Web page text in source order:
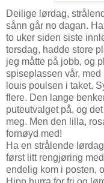
Deilige lørdag,
sånn går no dagan.
to uker siden siste
torsdag, hadde store
jeg måtte på jobb, og
spiseplassen vår,
louis poulsen i taket.
flere. Den lange
puteutvalget på, og
meg. Men den lilla,
fornøyd med!
Ha en strålende
først litt rengjøring
endelig kom i posten,